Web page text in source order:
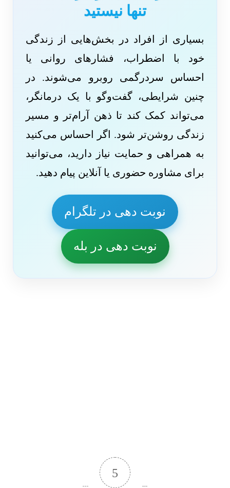
تنها نیستید
بسیاری از افراد در بخش‌هایی از زندگی
خود با اضطراب، فشارهای روانی یا
احساس سردرگمی روبرو می‌شوند. در
چنین شرایطی، گفت‌وگو با یک درمانگر،
می‌تواند کمک کند تا ذهن آرام‌تر و مسیر
زندگی روشن‌تر شود. اگر احساس می‌کنید
به همراهی و حمایت نیاز دارید، می‌توانید
برای مشاوره حضوری یا آنلاین پیام دهید.
نوبت دهی در تلگرام
نوبت دهی در بله
5